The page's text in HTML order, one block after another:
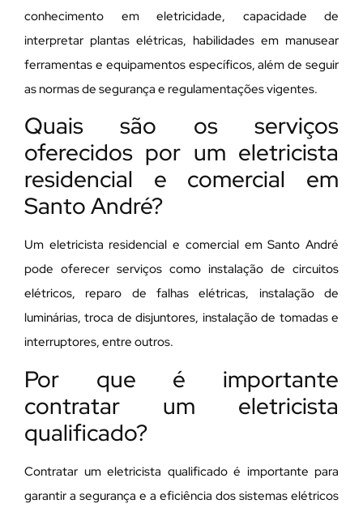
conhecimento em eletricidade, capacidade de
interpretar plantas elétricas, habilidades em manusear
ferramentas e equipamentos específicos, além de seguir
as normas de segurança e regulamentações vigentes.
Quais são os serviços
oferecidos por um eletricista
residencial e comercial em
Santo André?
Um eletricista residencial e comercial em Santo André
pode oferecer serviços como instalação de circuitos
elétricos, reparo de falhas elétricas, instalação de
luminárias, troca de disjuntores, instalação de tomadas e
interruptores, entre outros.
Por que é importante
contratar um eletricista
qualificado?
Contratar um eletricista qualificado é importante para
garantir a segurança e a eficiência dos sistemas elétricos